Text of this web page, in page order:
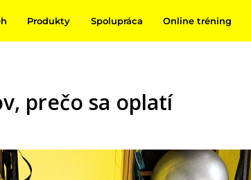
Produkty Spolupráca Online tréning
prečo sa oplatí